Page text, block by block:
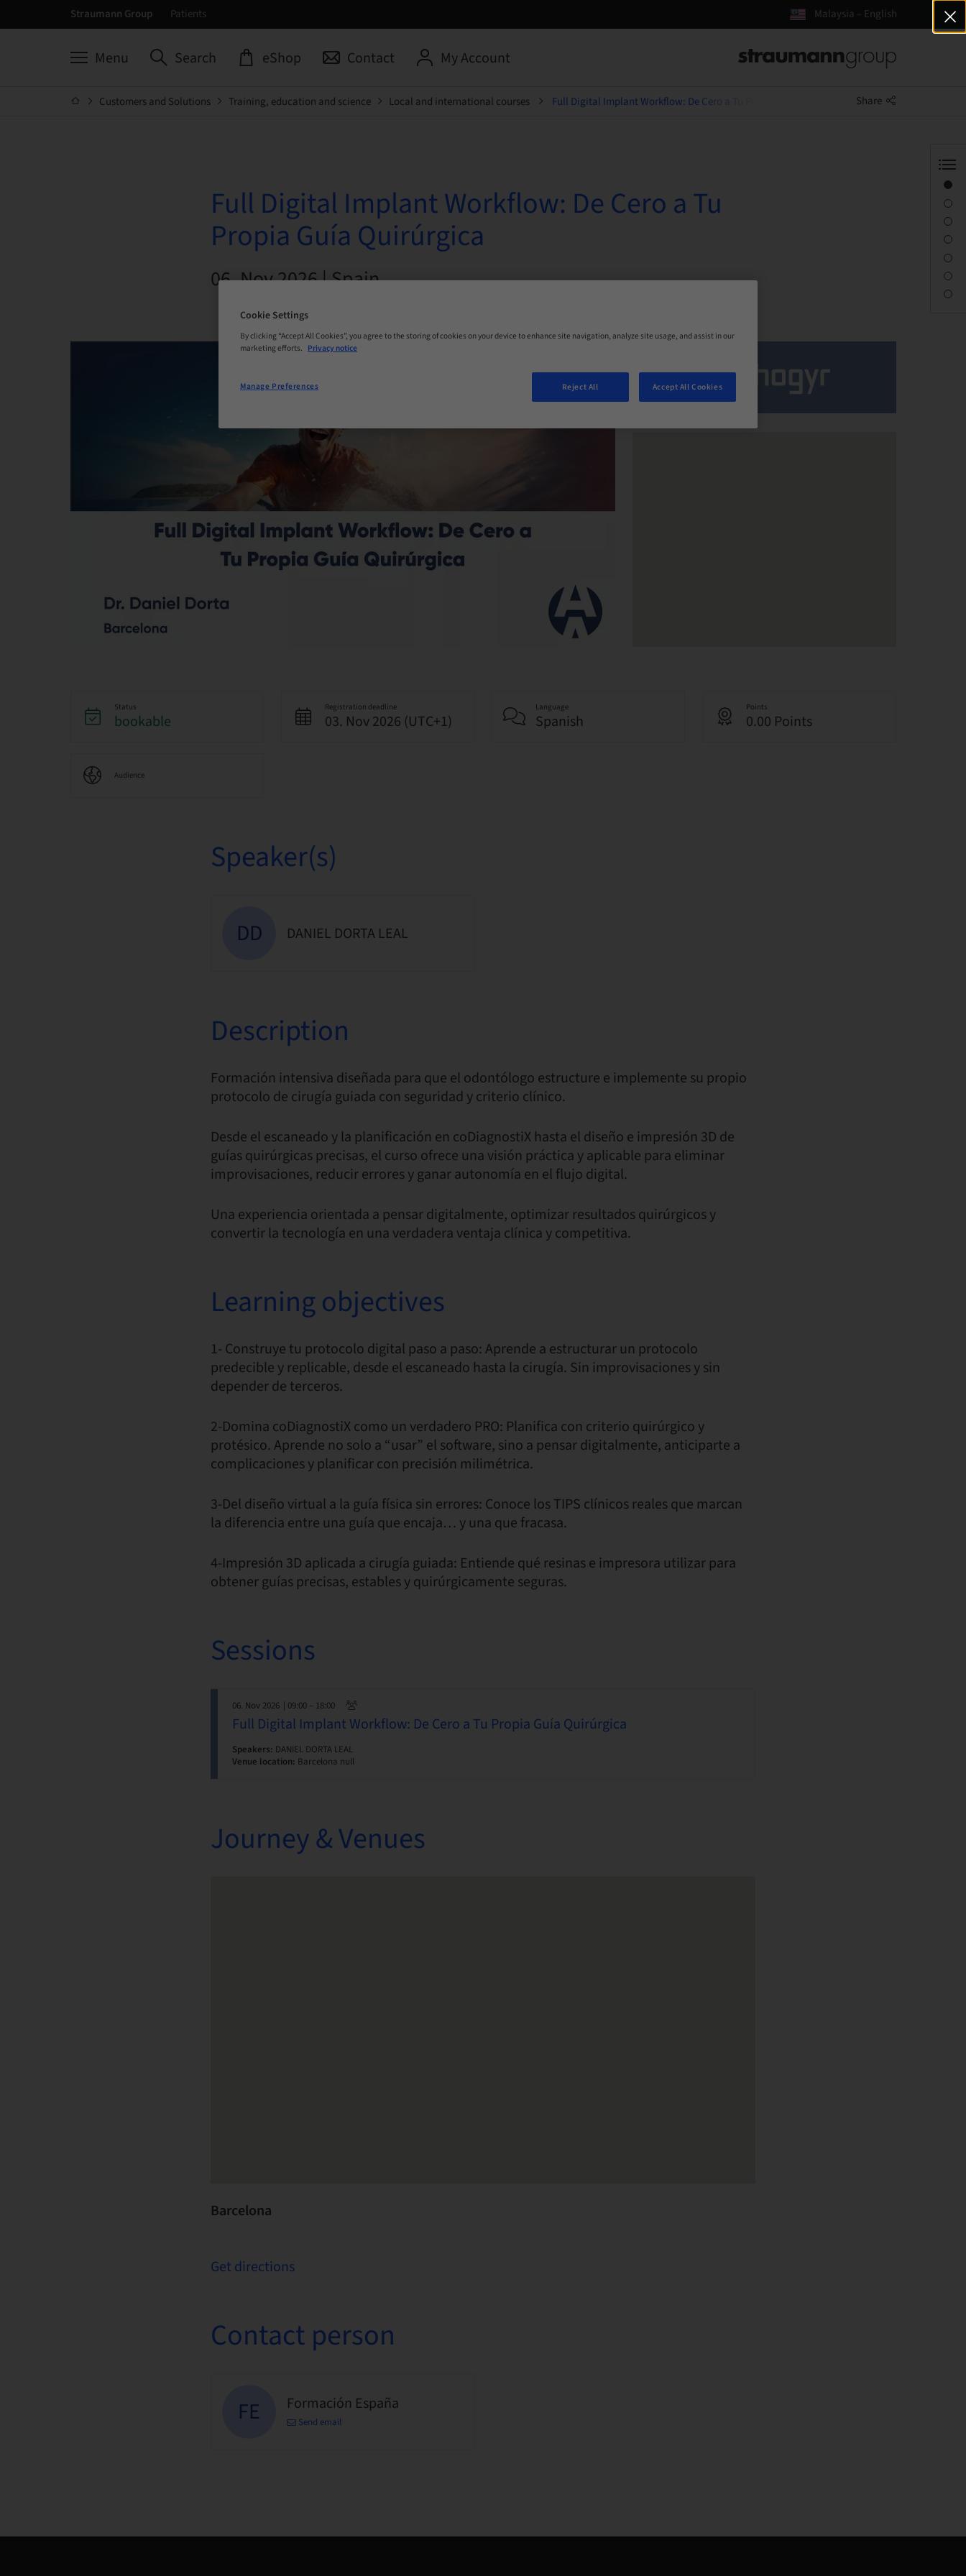
Straumann Group Patients Malaysia – English
Menu Search eShop Contact My Account
Customers and Solutions Training, education and science Local and international courses Full Digital Implant Workflow: De Cero a Tu Propia Guía Quirúrgica Share
Full Digital Implant Workflow: De Cero a Tu
Propia Guía Quirúrgica
06. Nov 2026 | Spain
Status
bookable
Registration deadline
03. Nov 2026 (UTC+1)
Language
Spanish
Points
0.00 Points
Audience
Speaker(s)
DD DANIEL DORTA LEAL
Description
Formación intensiva diseñada para que el odontólogo estructure e implemente su propio
protocolo de cirugía guiada con seguridad y criterio clínico.
Desde el escaneado y la planificación en coDiagnostiX hasta el diseño e impresión 3D de
guías quirúrgicas precisas, el curso ofrece una visión práctica y aplicable para eliminar
improvisaciones, reducir errores y ganar autonomía en el flujo digital.
Una experiencia orientada a pensar digitalmente, optimizar resultados quirúrgicos y
convertir la tecnología en una verdadera ventaja clínica y competitiva.
Learning objectives
1- Construye tu protocolo digital paso a paso: Aprende a estructurar un protocolo
predecible y replicable, desde el escaneado hasta la cirugía. Sin improvisaciones y sin
depender de terceros.
2-Domina coDiagnostiX como un verdadero PRO: Planifica con criterio quirúrgico y
protésico. Aprende no solo a “usar” el software, sino a pensar digitalmente, anticiparte a
complicaciones y planificar con precisión milimétrica.
3-Del diseño virtual a la guía física sin errores: Conoce los TIPS clínicos reales que marcan
la diferencia entre una guía que encaja… y una que fracasa.
4-Impresión 3D aplicada a cirugía guiada: Entiende qué resinas e impresora utilizar para
obtener guías precisas, estables y quirúrgicamente seguras.
Sessions
06. Nov 2026 | 09:00 – 18:00
Full Digital Implant Workflow: De Cero a Tu Propia Guía Quirúrgica
Speakers: DANIEL DORTA LEAL
Venue location: Barcelona null
Journey & Venues
Barcelona
Get directions
Contact person
FE Formación España
Send email
Cookie Settings
By clicking “Accept All Cookies”, you agree to the storing of cookies on your device to enhance site navigation, analyze site usage, and assist in our
marketing efforts. Privacy notice
Reject All Accept All Cookies
Manage Preferences